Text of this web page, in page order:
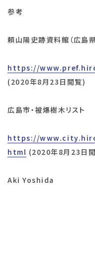
参考
頼山陽史跡資料館（広島
https://
(2020年8月23日閲覧)
広島市・被爆樹木リスト
https://
html (2020年8月23日
Aki Yoshida